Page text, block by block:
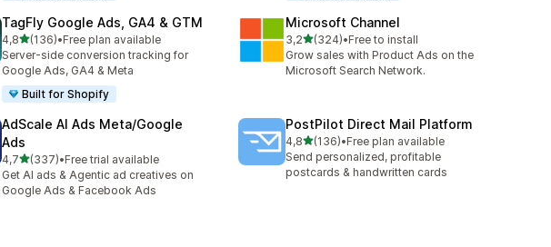
TagFly Google Ads, GA4 & GTM
4,85 yıldız üzerinden
(136)
toplam 136 değerlendirme
•Free plan available
Server-side conversion tracking for
Google Ads, GA4 & Meta
Built for Shopify
Microsoft Channel
3,25 yıldız üzerinden
(324)
toplam 324 değerlendirme
•Free to install
Grow sales with Product Ads on the
Microsoft Search Network.
AdScale AI Ads Meta/Google
Ads
4,75 yıldız üzerinden
(337)
toplam 337 değerlendirme
•Free trial available
Get AI ads & Agentic ad creatives on
Google Ads & Facebook Ads
PostPilot Direct Mail Platform
4,85 yıldız üzerinden
(136)
toplam 136 değerlendirme
•Free plan available
Send personalized, profitable
postcards & handwritten cards